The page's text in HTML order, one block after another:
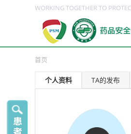
WORKING TOGETHER TO
首页
个人资料 TA的发布